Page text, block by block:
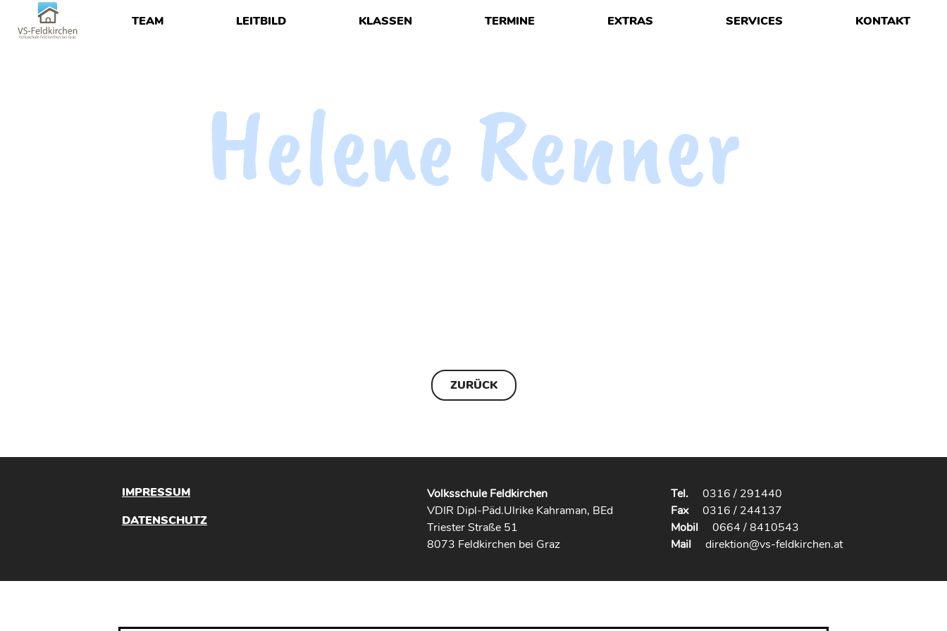
TEAM LEITBILD KLASSEN TERMINE EXTRAS SERVICES KONTAKT
Helene Renner
ZURÜCK
IMPRESSUM
DATENSCHUTZ
Volksschule Feldkirchen
VDIR Dipl-Päd.Ulrike Kahraman, BEd
Triester Straße 51
8073 Feldkirchen bei Graz
Tel.
0316 / 291440
Fax
0316 / 244137
Mobil
0664 / 8410543
Mail
direktion@vs-feldkirchen.at